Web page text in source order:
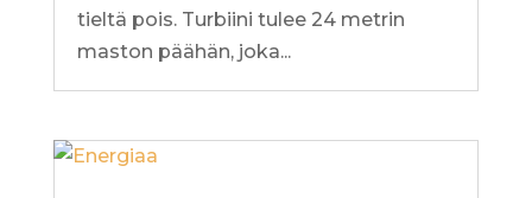
tieltä pois. Turbiini tulee 24 metrin
maston päähän, joka...